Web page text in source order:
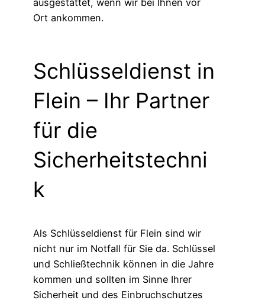
Ort ankommen.
Schlüsseldienst in
Flein – Ihr Partner
für die
Sicherheitstechni
k
Als Schlüsseldienst für Flein sind wir
nicht nur im Notfall für Sie da. Schlüssel
und Schließtechnik können in die Jahre
kommen und sollten im Sinne Ihrer
Sicherheit und des Einbruchschutzes